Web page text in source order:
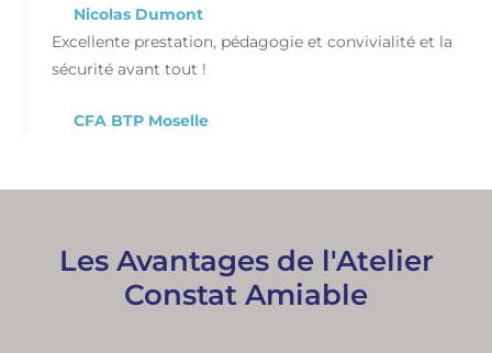
Nicolas Dumont
Excellente prestation, pédagogie et convivialité et la
sécurité avant tout !
CFA BTP Moselle
Les Avantages de l'Atelier
Constat Amiable